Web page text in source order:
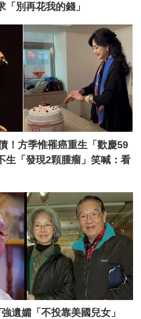
別再花我的錢」
！方季惟罹癌重生「歡慶59
「發現2顆腫瘤」笑喊：看
遺孀「不投靠美國兒女」